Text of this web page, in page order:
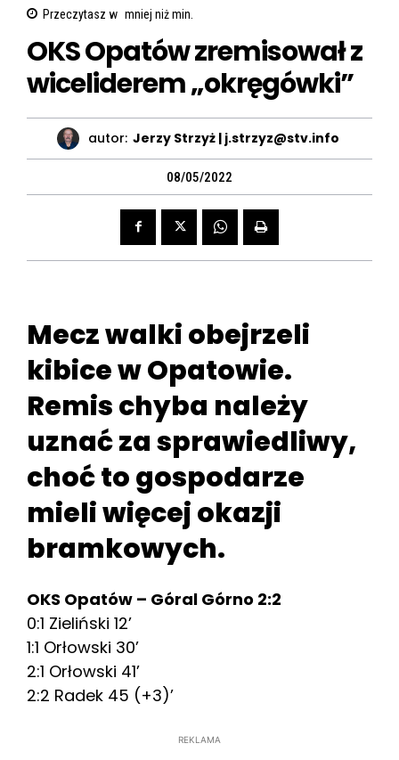
Przeczytasz w mniej niżmin.
OKS Opatów zremisował z
wiceliderem „okręgówki”
autor: Jerzy Strzyż | j.strzyz@stv.info
08/05/2022
Mecz walki obejrzeli
kibice w Opatowie.
Remis chyba należy
uznać za sprawiedliwy,
choć to gospodarze
mieli więcej okazji
bramkowych.
OKS Opatów – Góral Górno 2:2
0:1 Zieliński 12’
1:1 Orłowski 30’
2:1 Orłowski 41’
2:2 Radek 45 (+3)’
REKLAMA